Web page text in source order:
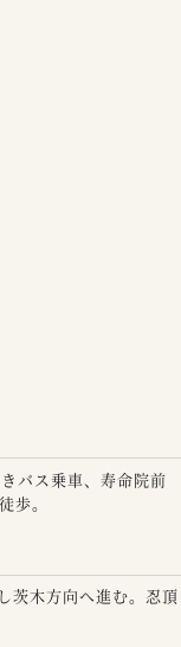
バス乗車、寿命院前
歩。
茨木方向へ進む。忍頂